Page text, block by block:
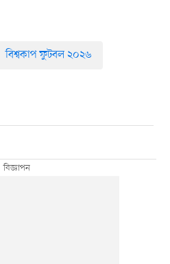
বিশ্বকাপ ফুটবল ২০২৬